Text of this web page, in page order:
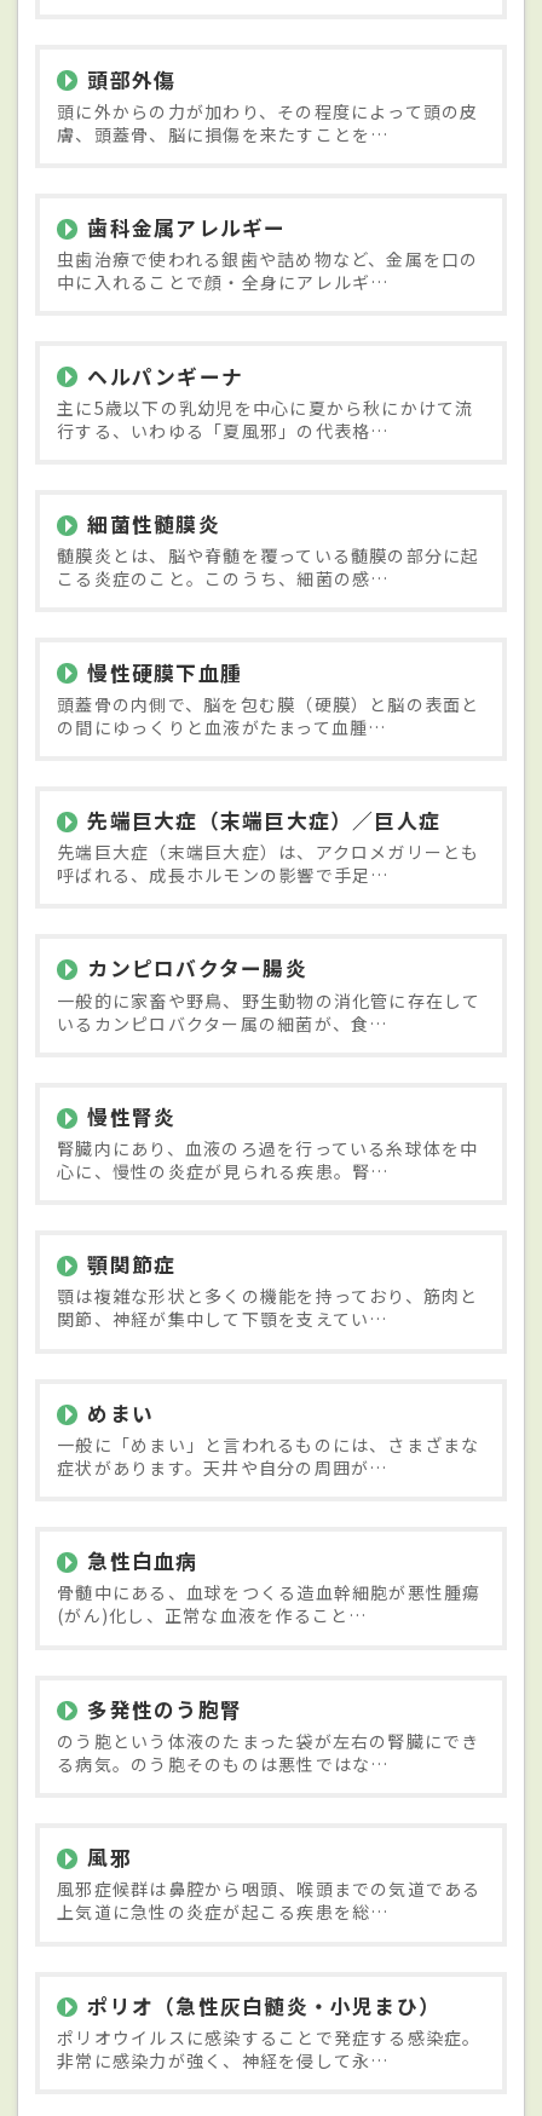
頭部外傷
頭に外からの力が加わり、その程度によって頭の皮
膚、頭蓋骨、脳に損傷を来たすことを…
歯科金属アレルギー
虫歯治療で使われる銀歯や詰め物など、金属を口の
中に入れることで顔・全身にアレルギ…
ヘルパンギーナ
主に5歳以下の乳幼児を中心に夏から秋にかけて流
行する、いわゆる「夏風邪」の代表格…
細菌性髄膜炎
髄膜炎とは、脳や脊髄を覆っている髄膜の部分に起
こる炎症のこと。このうち、細菌の感…
慢性硬膜下血腫
頭蓋骨の内側で、脳を包む膜（硬膜）と脳の表面と
の間にゆっくりと血液がたまって血腫…
先端巨大症（末端巨大症）／巨人症
先端巨大症（末端巨大症）は、アクロメガリーとも
呼ばれる、成長ホルモンの影響で手足…
カンピロバクター腸炎
一般的に家畜や野鳥、野生動物の消化管に存在して
いるカンピロバクター属の細菌が、食…
慢性腎炎
腎臓内にあり、血液のろ過を行っている糸球体を中
心に、慢性の炎症が見られる疾患。腎…
顎関節症
顎は複雑な形状と多くの機能を持っており、筋肉と
関節、神経が集中して下顎を支えてい…
めまい
一般に「めまい」と言われるものには、さまざまな
症状があります。天井や自分の周囲が…
急性白血病
骨髄中にある、血球をつくる造血幹細胞が悪性腫瘍
(がん)化し、正常な血液を作ること…
多発性のう胞腎
のう胞という体液のたまった袋が左右の腎臓にでき
る病気。のう胞そのものは悪性ではな…
風邪
風邪症候群は鼻腔から咽頭、喉頭までの気道である
上気道に急性の炎症が起こる疾患を総…
ポリオ（急性灰白髄炎・小児まひ）
ポリオウイルスに感染することで発症する感染症。
非常に感染力が強く、神経を侵して永…